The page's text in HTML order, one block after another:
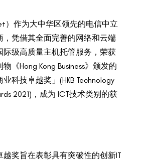
）作为大中华区领先的电信中立
，凭借其全面完善的网络和云端
际级高质量主机托管服务，荣获
《Hong Kong Business》颁发的
业科技卓越奖」(HKB Technology
2021)，成为 ICT技术类别的获
越奖旨在表彰具有突破性的创新IT